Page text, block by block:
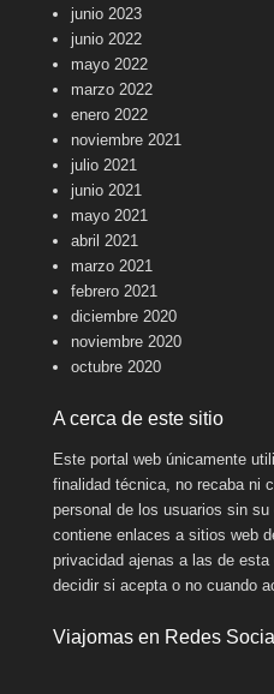
junio 2023
junio 2022
mayo 2022
marzo 2022
enero 2022
noviembre 2021
julio 2021
junio 2021
mayo 2021
abril 2021
marzo 2021
febrero 2021
diciembre 2020
noviembre 2020
octubre 2020
A cerca de este sitio
Este portal web únicamente
finalidad técnica, no recaba ni
personal de los usuarios sin
contiene enlaces a sitios web
privacidad ajenas a las de
decidir si acepta o no cuando
Viajomas en Redes